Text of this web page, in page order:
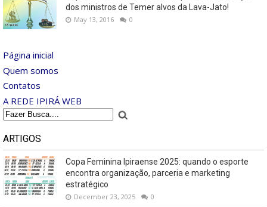
dos ministros de Temer alvos da Lava-Jato!
May 13, 2016 0
Página inicial
Quem somos
Contatos
A REDE IPIRÁ WEB
ARTIGOS
Copa Feminina Ipiraense 2025: quando o esporte
encontra organização, parceria e marketing
estratégico
December 23, 2025 0